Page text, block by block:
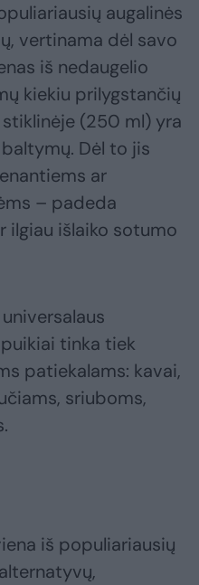
augalinės
vertinama dėl savo
iš nedaugelio
kiekiu prilygstančių
(250 ml) yra
Dėl to jis
ar
– padeda
išlaiko sotumo
tinka tiek
patiekalams: kavai,
sriuboms,
iš populiariausių